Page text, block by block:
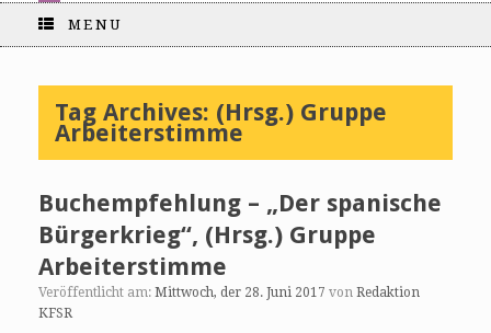
MENU
Tag Archives: (Hrsg.) Gruppe
Arbeiterstimme
Buchempfehlung – „Der spanische
Bürgerkrieg“, (Hrsg.) Gruppe
Arbeiterstimme
Veröffentlicht am: Mittwoch, der 28. Juni 2017 von Redaktion
KFSR